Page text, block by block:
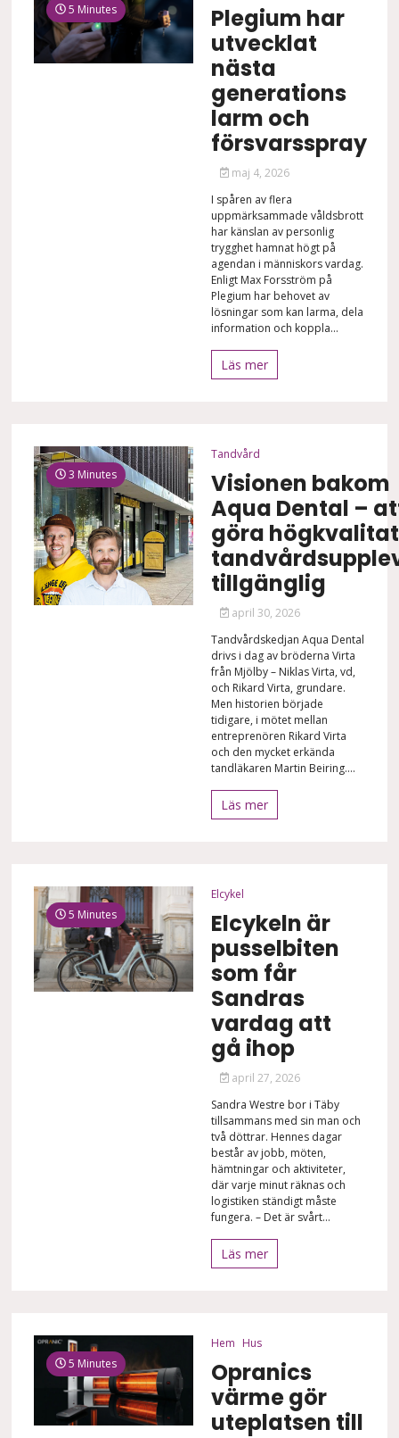
5 Minutes
Plegium har
utvecklat
nästa
generations
larm och
försvarsspray
maj 4, 2026
I spåren av flera
uppmärksammade våldsbrott
har känslan av personlig
trygghet hamnat högt på
agendan i människors vardag.
Enligt Max Forsström på
Plegium har behovet av
lösningar som kan larma, dela
information och koppla...
Läs mer
3 Minutes
Tandvård
Visionen bakom
Aqua Dental –
göra
tillgänglig
april 30, 2026
Tandvårdskedjan Aqua Dental
drivs i dag av bröderna Virta
från Mjölby – Niklas Virta, vd,
och Rikard Virta, grundare.
Men historien började
tidigare, i mötet mellan
entreprenören Rikard Virta
och den mycket erkända
tandläkaren Martin Beiring....
Läs mer
5 Minutes
Elcykel
Elcykeln är
pusselbiten
som får
Sandras
vardag att
gå ihop
april 27, 2026
Sandra Westre bor i Täby
tillsammans med sin man och
två döttrar. Hennes dagar
består av jobb, möten,
hämtningar och aktiviteter,
där varje minut räknas och
logistiken ständigt måste
fungera. – Det är svårt...
Läs mer
5 Minutes
Hem Hus
Opranics
värme gör
uteplatsen till